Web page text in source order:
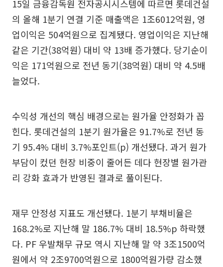
15일 금융감독원 전자공시시스템에 따르면 롯데건설
의 올해 1분기 연결 기준 매출액은 1조6012억원, 영
업이익은 504억원으로 집계됐다. 영업이익은 지난해
같은 기간(38억원) 대비 약 13배 증가했다. 당기순이
익은 171억원으로 전년 동기(38억원) 대비 약 4.5배
늘었다.
수익성 개선의 핵심 배경으로는 원가율 안정화가 꼽
힌다. 롯데건설의 1분기 원가율은 91.7%로 전년 동
기 95.4% 대비 3.7%포인트(p) 개선됐다. 과거 원가
부담이 컸던 현장 비중이 줄어든 데다 현장별 원가관
리 강화 효과가 반영된 결과로 풀이된다.
재무 안정성 지표도 개선됐다. 1분기 부채비율은
168.2%로 지난해 말 186.7% 대비 18.5%p 하락했
다. PF 우발채무 규모 역시 지난해 말 약 3조1500억
원에서 약 2조9700억원으로 1800억원가량 감소했